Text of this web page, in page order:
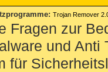
: Trojan Remover
Fragen zur
und
für